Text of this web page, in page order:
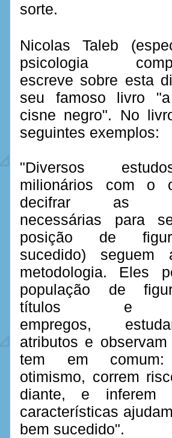
sorte.
Nicolas Taleb
psicologia
escreve sobre esta
seu famoso livro
cisne negro". No
seguintes exemplos:
"Diversos
milionários com o
decifrar as
necessárias para
posição de
sucedido) seguem
metodologia. Eles
população de
títulos e
empregos,
atributos e
tem em comum:
otimismo, correm
diante, e inferem
características
bem sucedido".